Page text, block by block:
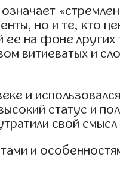
но и те, кто
на фоне
витиеватых и
и
статус и
свой
и